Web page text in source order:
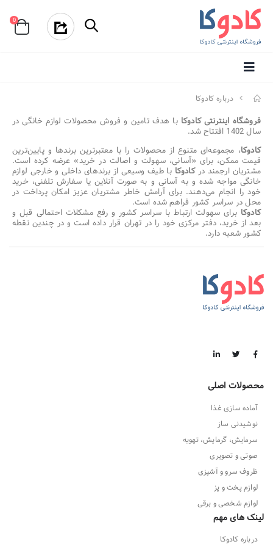
0
درباره کادوکا
فروشگاه اینترنتی کادوکا با هدف تامین و فروش محصولات لوازم خانگی در
سال 1402 افتتاح شد.
کادوکا، مجموعه‌ای متنوع از محصولات را با معتبرترین برندها و پایین‌ترین
قیمت ممکن، برای «آسانی، سهولت و اصالت در خرید» عرضه کرده است.
مشتریان ارجمند درکادوکابا طیف وسیعی از برندهای داخلی و خارجی لوازم
خانگی مواجه شده و به آسانی و به صورت آنلاین یا سفارش تلفنی، خرید
خود را انجام می‌دهند. برای آرامش خاطر مشتریان عزیز امکان پرداخت در
محل در سراسر کشور فراهم شده است.
کادوکابرای سهولت ارتباط با سراسر کشور و رفع مشکلات احتمالی قبل و
بعد از خرید، دفتر مرکزی خود را در تهران قرار داده است و در چندین نقطه
کشور شعبه دارد.
محصولات اصلی
آماده سازی غذا
نوشیدنی ساز
سرمایش، گرمایش، تهویه
صوتی و تصویری
ظروف سرو و آشپزی
لوازم پخت و پز
لوازم شخصی و برقی
لینک های مهم
درباره کادوکا